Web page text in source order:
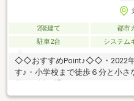
2階建て 都市
駐車2台
システム
◇◇おすすめPoint♪◇◇・2022年
す♪・小学校まで徒歩６分と小
非常にスムーズです♪・スーパ